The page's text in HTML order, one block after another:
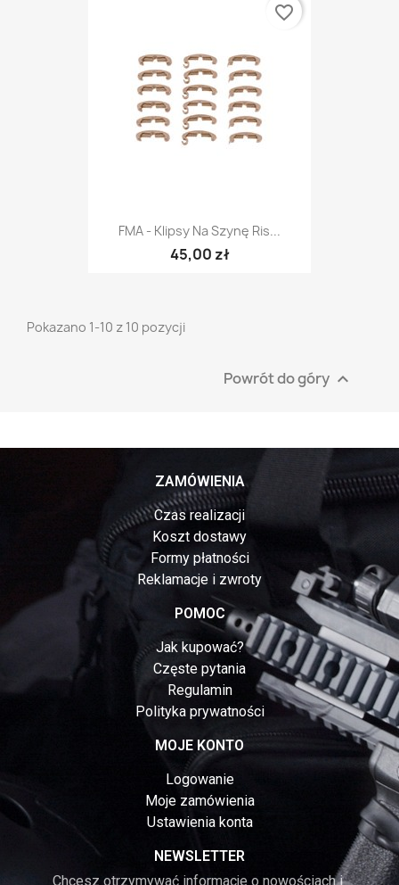
FMA - Klipsy Na Szynę Ris...
45,00 zł
favorite_border
Pokazano 1-10 z 10 pozycji
Powrót do góry 
ZAMÓWIENIA
Czas realizacji
Koszt dostawy
Formy płatności
Reklamacje i zwroty
POMOC
Jak kupować?
Częste pytania
Regulamin
Polityka prywatności
MOJE KONTO
Logowanie
Moje zamówienia
Ustawienia konta
NEWSLETTER
Chcesz otrzymywać informacje o nowościach i